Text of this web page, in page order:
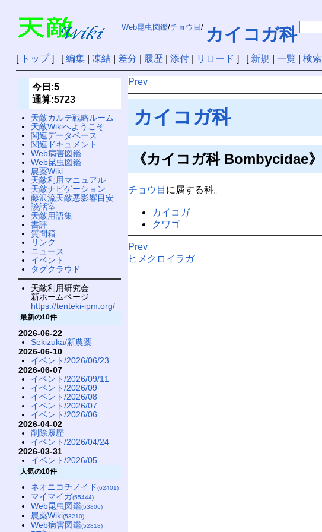
Web昆虫図鑑/チョウ目 / カイコガ科
[ トップ] [編集| 凍結| 差分 履歴| 添付| リロード ] [ 新規 一覧 検索
Prev
カイコガ科
《カイコガ科 Bombycidae》
チョウ目 に属する科。
カイコガ
クワゴ
Prev
ヒメクロイラガ
今日:5
通算:5723
天敵カルテ戦略ルーム
天敵Wikiへようこそ
関連データベース
関連ドキュメント
Web病害図鑑
Web昆虫図鑑
農薬Wiki
天敵利用マニュアル
天敵ナビゲーション
藤沢流天敵悪影響目安
談話室
天敵用語集
書評
質問箱
リンク
ニュース
イベント
タグクラウド
天敵利用研究会
新ホームページ
https://tenteki-ipm.org/
最新の10件
2026-06-22
Sekizuka/新農薬
2026-06-10
イベント/2026/06/23
2026-06-07
イベント/2026/09/11
イベント/2026/09
イベント/2026/08
イベント/2026/07
イベント/2026/06
2026-04-02
削除履歴
イベント/2026/04/24
2026-03-31
イベント/2026/05
人気の10件
ネオニコチノイド(62401)
マイマイガ(55444)
Web昆虫図鑑(53806)
農薬Wiki(53210)
Web病害図鑑(52818)